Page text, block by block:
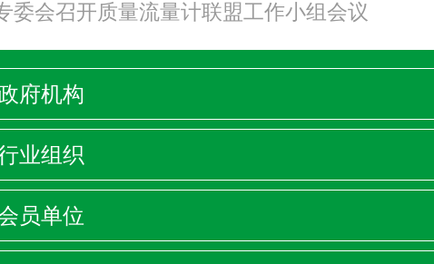
委会召开质量流量计联盟工作小组会议